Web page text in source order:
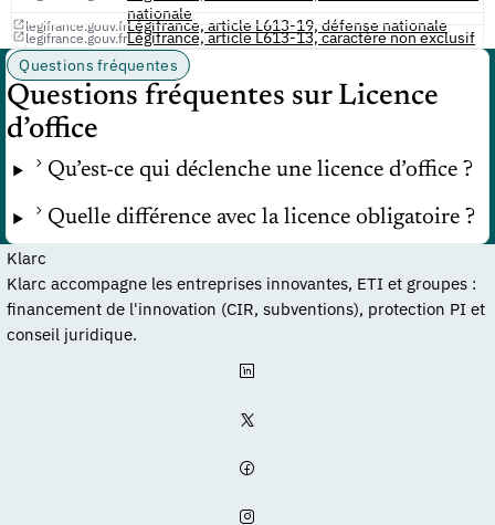
nationale
legifrance.gouv.frLégifrance, article L613-19, défense nationale
legifrance.gouv.frLégifrance, article L613-13, caractère non exclusif
Questions fréquentes
Questions fréquentes sur Licence
d’office
Qu’est-ce qui déclenche une licence d’office ?
Quelle différence avec la licence obligatoire ?
Klarc
Klarc accompagne les entreprises innovantes, ETI et groupes :
financement de l'innovation (CIR, subventions), protection PI et
conseil juridique.